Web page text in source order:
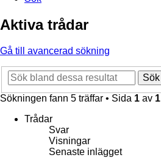
Aktiva trådar
Gå till avancerad sökning
Sök
Sökningen fann 5 träffar • Sida 1 av 1
Trådar
Svar
Visningar
Senaste inlägget